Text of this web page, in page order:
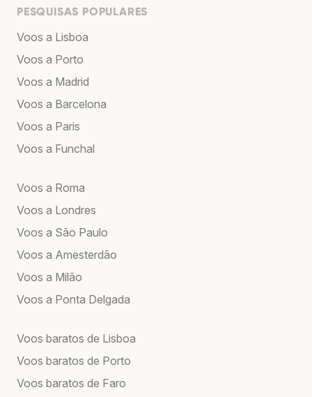
PESQUISAS POPULARES
Voos a Lisboa
Voos a Porto
Voos a Madrid
Voos a Barcelona
Voos a Paris
Voos a Funchal
Voos a Roma
Voos a Londres
Voos a São Paulo
Voos a Amesterdão
Voos a Milão
Voos a Ponta Delgada
Voos baratos de Lisboa
Voos baratos de Porto
Voos baratos de Faro